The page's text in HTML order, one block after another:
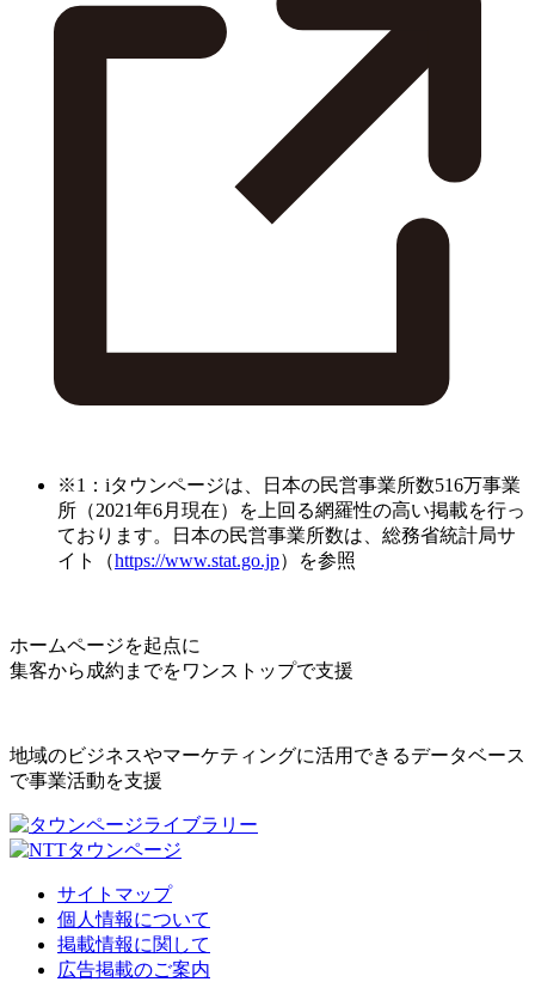
※1：iタウンページは、日本の民営事業所数516万事業
所（2021年6月現在）を上回る網羅性の高い掲載を行っ
ております。日本の民営事業所数は、総務省統計局サ
イト（https://www.stat.go.jp）を参照
ホームページを起点に
集客から成約までをワンストップで支援
地域のビジネスやマーケティングに活用できるデータベース
で事業活動を支援
サイトマップ
個人情報について
掲載情報に関して
広告掲載のご案内